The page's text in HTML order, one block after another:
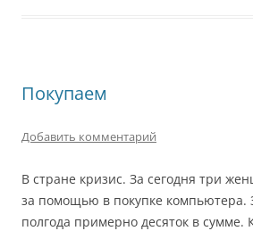
Покупаем
Добавить комментарий
В стране кризис. За сегодня три
за помощью в покупке компьютера.
полгода примерно десяток в сумме.